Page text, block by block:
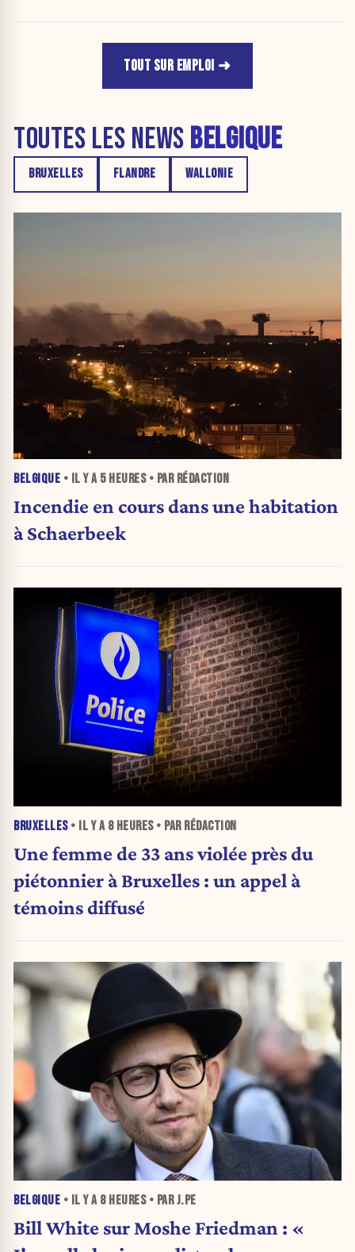
TOUT SUR EMPLOI
TOUTES LES NEWS BELGIQUE
BRUXELLES FLANDRE WALLONIE
BELGIQUE • IL Y A 5 HEURES• PAR RÉDACTION
Incendie en cours dans une habitation
à Schaerbeek
BRUXELLES• IL Y A 8 HEURES• PAR RÉDACTION
Une femme de 33 ans violée près du
piétonnier à Bruxelles : un appel à
témoins diffusé
BELGIQUE • IL Y A 8 HEURES• PAR J.PE
Bill White sur Moshe Friedman : «